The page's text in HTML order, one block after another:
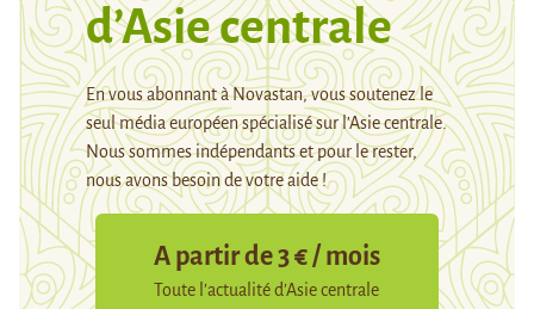
d’Asie centrale
En vous abonnant à Novastan, vous soutenez le
seul média européen spécialisé sur l’Asie centrale.
Nous sommes indépendants et pour le rester,
nous avons besoin de votre aide !
A partir de 3 € / mois
Toute l’actualité d’Asie centrale